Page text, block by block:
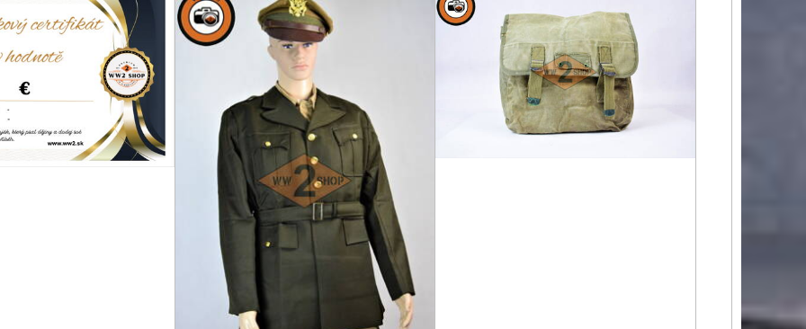
US náboj do pušky
M1 Garand
Dekoračné odliatok náboje
30.06 Springfield do
rámčekov pušky M1...
US benzínový
zapaľovač
Benzínový zapaľovač v
rovnakom dizajne ako
používali americkí vojaci.
3,20 € s DPH
2,64 €
ks DO KOŠÍKA
Dekoračné odliatok náboja
.45 ACP do pištolí a
samopalov.
0,78 €s DPH
0,65 €